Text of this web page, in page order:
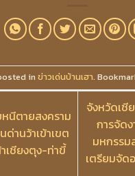
in ข่าวเด่นบ้านเฮา.
นีตายสงคราม
ด่านว้าเข้าเขต
เชียงตุง-ท่าขี้
จังหวัดเชี
การจัด
มหกรรม
เตรียมจัด